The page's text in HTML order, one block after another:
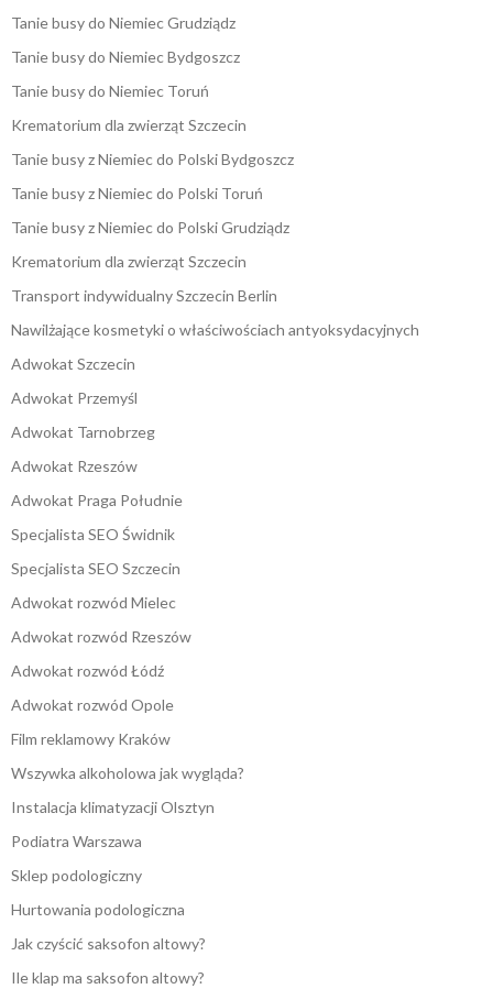
Tanie busy do Niemiec Grudziądz
Tanie busy do Niemiec Bydgoszcz
Tanie busy do Niemiec Toruń
Krematorium dla zwierząt Szczecin
Tanie busy z Niemiec do Polski Bydgoszcz
Tanie busy z Niemiec do Polski Toruń
Tanie busy z Niemiec do Polski Grudziądz
Krematorium dla zwierząt Szczecin
Transport indywidualny Szczecin Berlin
Nawilżające kosmetyki o właściwościach antyoksydacyjnych
Adwokat Szczecin
Adwokat Przemyśl
Adwokat Tarnobrzeg
Adwokat Rzeszów
Adwokat Praga Południe
Specjalista SEO Świdnik
Specjalista SEO Szczecin
Adwokat rozwód Mielec
Adwokat rozwód Rzeszów
Adwokat rozwód Łódź
Adwokat rozwód Opole
Film reklamowy Kraków
Wszywka alkoholowa jak wygląda?
Instalacja klimatyzacji Olsztyn
Podiatra Warszawa
Sklep podologiczny
Hurtowania podologiczna
Jak czyścić saksofon altowy?
Ile klap ma saksofon altowy?